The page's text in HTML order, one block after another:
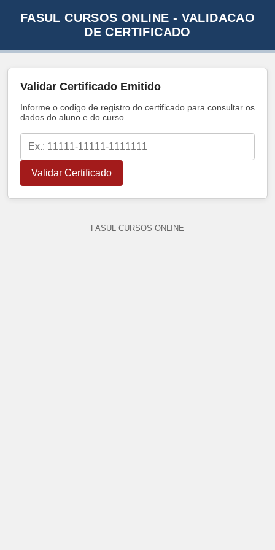
FASUL CURSOS ONLINE - VALIDACAO
DE CERTIFICADO
Validar Certificado Emitido
Informe o codigo de registro do certificado para consultar os
dados do aluno e do curso.
Validar Certificado
FASUL CURSOS ONLINE